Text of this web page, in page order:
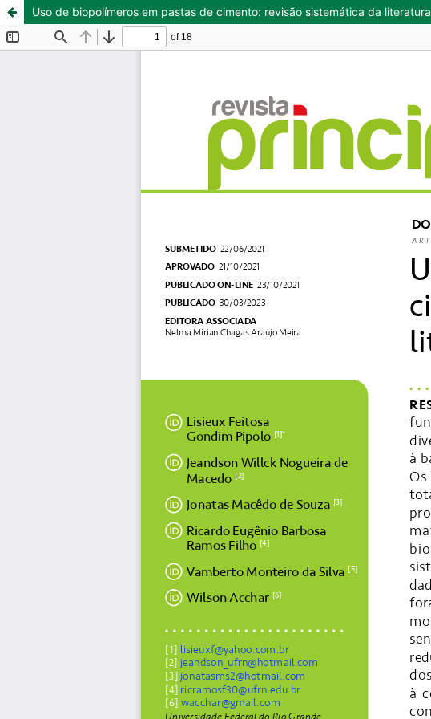
Uso de biopolímeros em pastas de cimento: revisão sistemática da literatura